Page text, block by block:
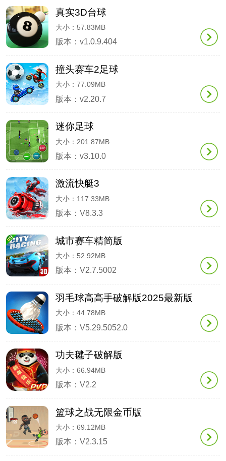
真实3D台球
大小：57.83MB
版本：v1.0.9.404
撞头赛车2足球
大小：77.09MB
版本：v2.20.7
迷你足球
大小：201.87MB
版本：v3.10.0
激流快艇3
大小：117.33MB
版本：V8.3.3
城市赛车精简版
大小：52.92MB
版本：V2.7.5002
羽毛球高高手破解版2025最新版
大小：44.78MB
版本：V5.29.5052.0
功夫毽子破解版
大小：66.94MB
版本：V2.2
篮球之战无限金币版
大小：69.12MB
版本：V2.3.15